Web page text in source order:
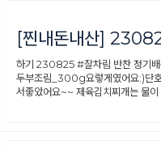
[찐내돈내산]
하기 230825 #잘차림 반찬 정기
두부조림_300g요렇게였어요:)​단호
서좋았어요~~ 제육김치찌개는 물